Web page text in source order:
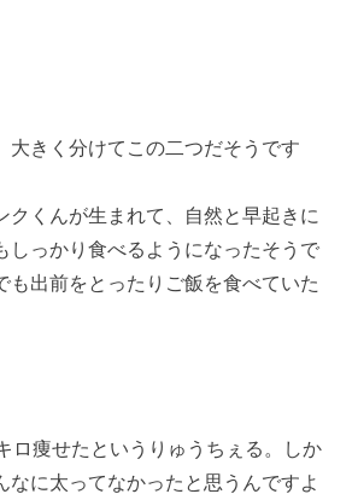
大きく分けてこの二つだそうです
クくんが生まれて、自然と早起きに
しっかり食べるようになったそうで
も出前をとったりご飯を食べていた
ロ痩せたというりゅうちぇる。しか
なに太ってなかったと思うんですよ